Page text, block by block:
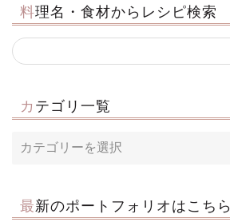
料理名・食材からレシピ検索
カテゴリ一覧
最新のポートフォリオはこちら